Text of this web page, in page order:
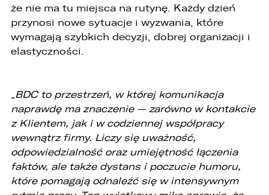
że nie ma tu miejsca na rutynę. Każdy dzień
przynosi nowe sytuacje i wyzwania, które
wymagają szybkich decyzji, dobrej organizacji i
elastyczności.
„BDC to przestrzeń, w której komunikacja
naprawdę ma znaczenie — zarówno w kontakcie
z Klientem, jak i w codziennej współpracy
wewnątrz firmy. Liczy się uważność,
odpowiedzialność oraz umiejętność łączenia
faktów, ale także dystans i poczucie humoru,
które pomagają odnaleźć się w intensywnym
2. Numer telefonu – Biuro Obsługi Klienta: 801
3. Państwa dane osobowe przetwarzane będą
w celu:
3. weryfikacji możliwości zawarcia umowy,
5. obsługi zgłoszeń i udzielania odpowiedzi na
zgłoszenia.